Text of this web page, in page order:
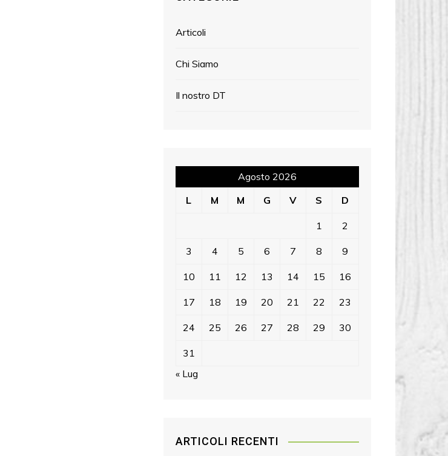
Articoli
Chi Siamo
Il nostro DT
Agosto 2026
L
M M G V S D
1 2
3 4 5 6 7 8 9
10 11 12 13 14 15 16
17 18 19 20 21 22 23
24 25 26 27 28 29 30
31
« Lug
ARTICOLI RECENTI